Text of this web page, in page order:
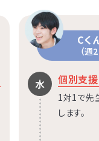
Cく
（週
水 個別支援
1対1で先
します。